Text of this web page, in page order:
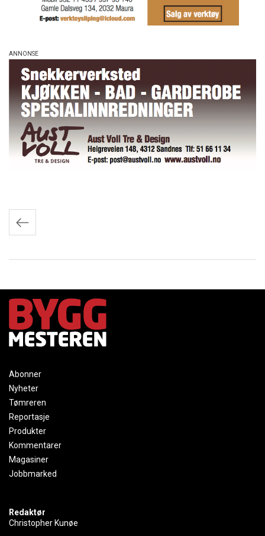
Innleggnavigasjon
Abonner
Nyheter
Tømreren
Reportasje
Produkter
Kommentarer
Magasiner
Jobbmarked
Redaktør
Christopher Kunøe